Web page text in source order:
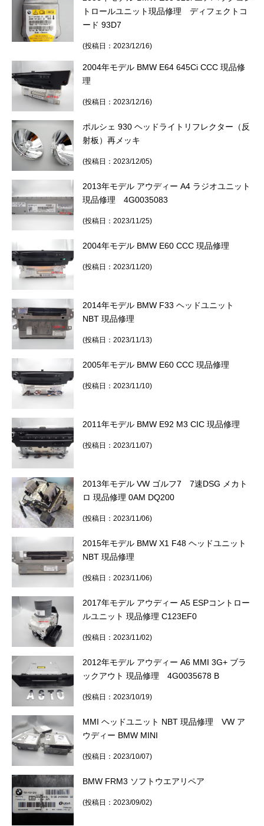
トロールユニット現品修理 ディフェクトコ
ード 93D7
(投稿日：2023/12/16)
2004年モデル BMW E64 645Ci CCC 現品修
理
(投稿日：2023/12/16)
ポルシェ 930 ヘッドライトリフレクター（反
射板）再メッキ
(投稿日：2023/12/05)
2013年モデル アウディー A4 ラジオユニット
現品修理 4G0035083
(投稿日：2023/11/25)
2004年モデル BMW E60 CCC 現品修理
(投稿日：2023/11/20)
2014年モデル BMW F33 ヘッドユニット
NBT 現品修理
(投稿日：2023/11/13)
2005年モデル BMW E60 CCC 現品修理
(投稿日：2023/11/10)
2011年モデル BMW E92 M3 CIC 現品修理
(投稿日：2023/11/07)
2013年モデル VW ゴルフ7 7速DSG メカト
ロ 現品修理 0AM DQ200
(投稿日：2023/11/06)
2015年モデル BMW X1 F48 ヘッドユニット
NBT 現品修理
(投稿日：2023/11/06)
2017年モデル アウディー A5 ESPコントロー
ルユニット 現品修理 C123EF0
(投稿日：2023/11/02)
2012年モデル アウディー A6 MMI 3G+ ブラ
ックアウト 現品修理 4G0035678 B
(投稿日：2023/10/19)
MMI ヘッドユニット NBT 現品修理 VW ア
ウディー BMW MINI
(投稿日：2023/10/07)
BMW FRM3 ソフトウエアリペア
(投稿日：2023/09/02)